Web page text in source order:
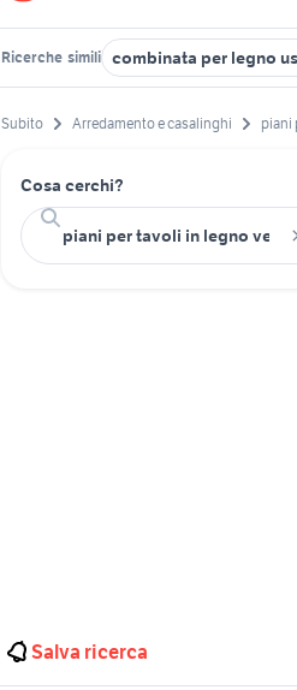
Ricerche simili combinata per legno
Subito Arredamento e casalinghi piani
Cosa cerchi?
Salva ricerca